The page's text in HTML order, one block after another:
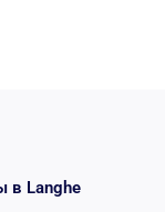
в Langhe